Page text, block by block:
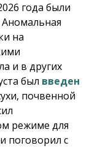
года были
на
и в других
был введен
почвенной
режиме для
поговорил с